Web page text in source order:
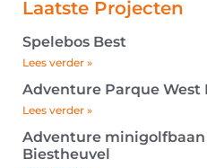
Laatste Projecten
Spelebos Best
Lees verder »
Adventure Parque West
Lees verder »
Adventure
Biestheuvel